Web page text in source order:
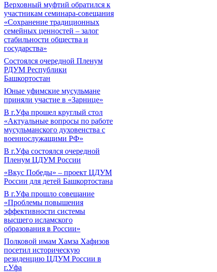
Верховный муфтий обратился к
участникам семинара-совещания
«Сохранение традиционных
семейных ценностей – залог
стабильности общества и
государства»
Состоялся очередной Пленум
РДУМ Республики
Башкортостан
Юные уфимские мусульмане
приняли участие в «Зарнице»
В г.Уфа прошел круглый стол
«Актуальные вопросы по работе
мусульманского духовенства с
военнослужащими РФ»
В г.Уфа состоялся очередной
Пленум ЦДУМ России
«Вкус Победы» – проект ЦДУМ
России для детей Башкортостана
В г.Уфа прошло совещание
«Проблемы повышения
эффективности системы
высшего исламского
образования в России»
Полковой имам Хамза Хафизов
посетил историческую
резиденцию ЦДУМ России в
г.Уфа